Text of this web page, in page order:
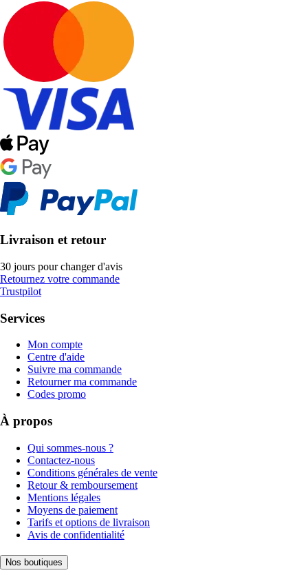
Livraison et retour
30 jours pour changer d'avis
Retournez votre commande
Trustpilot
Services
Mon compte
Centre d'aide
Suivre ma commande
Retourner ma commande
Codes promo
À propos
Qui sommes-nous ?
Contactez-nous
Conditions générales de vente
Retour & remboursement
Mentions légales
Moyens de paiement
Tarifs et options de livraison
Avis de confidentialité
Nos boutiques